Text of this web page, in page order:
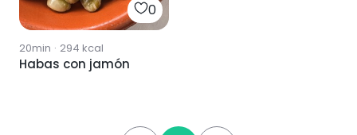
0
20min · 294 kcal
Habas con jamón